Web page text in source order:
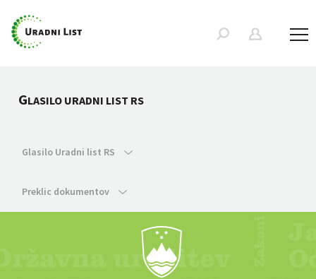
GLASILO URADNI LIST RS
Glasilo Uradni list RS
Preklic dokumentov